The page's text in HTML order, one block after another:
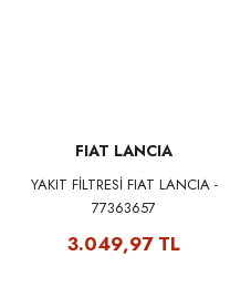
FIAT LANCIA
YAKIT FİLTRESİ FIAT LANCIA -
77363657
3.049,97 TL